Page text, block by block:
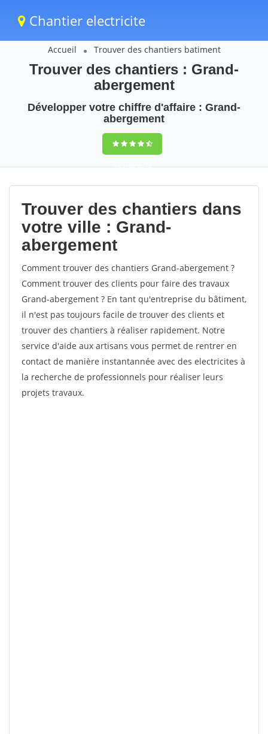
Chantier electricite
Accueil Trouver des chantiers batiment
Trouver des chantiers : Grand-
abergement
Développer votre chiffre d'affaire : Grand-
abergement
9,5(100%)70
votes
Trouver des chantiers dans
votre ville : Grand-
abergement
Comment trouver des chantiers Grand-abergement ?
Comment trouver des clients pour faire des travaux
Grand-abergement ? En tant qu'entreprise du bâtiment,
il n'est pas toujours facile de trouver des clients et
trouver des chantiers à réaliser rapidement. Notre
service d'aide aux artisans vous permet de rentrer en
contact de manière instantannée avec des electricites à
la recherche de professionnels pour réaliser leurs
projets travaux.